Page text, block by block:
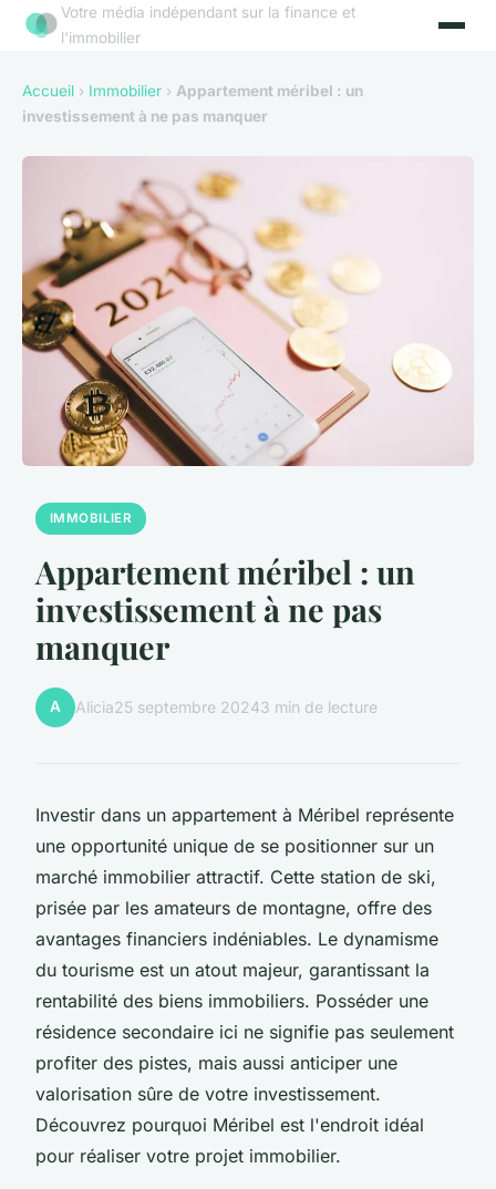
Votre média indépendant sur la finance et
l'immobilier
Accueil › Immobilier › Appartement méribel : un
investissement à ne pas manquer
IMMOBILIER
Appartement méribel : un
investissement à ne pas
manquer
A Alicia25 septembre 20243 min de lecture
Investir dans un appartement à Méribel représente
une opportunité unique de se positionner sur un
marché immobilier attractif. Cette station de ski,
prisée par les amateurs de montagne, offre des
avantages financiers indéniables. Le dynamisme
du tourisme est un atout majeur, garantissant la
rentabilité des biens immobiliers. Posséder une
résidence secondaire ici ne signifie pas seulement
profiter des pistes, mais aussi anticiper une
valorisation sûre de votre investissement.
Découvrez pourquoi Méribel est l'endroit idéal
pour réaliser votre projet immobilier.